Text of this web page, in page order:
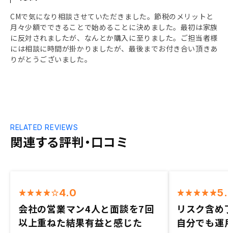
CMで気になり相談させていただきました。節税のメリットと
月々少額でできることで始めることに決めました。最初は家族
に反対されましたが、なんとか購入に至りました。ご担当者様
には相談に時間が掛かりましたが、最後までお付き合い頂きあ
りがとうございました。
関連する評判・口コミ
RELATED REVIEWS
4.0
会社の営業マン4人と面談を7回
以上重ねた結果有益と感じた
リスク含
自分でも運